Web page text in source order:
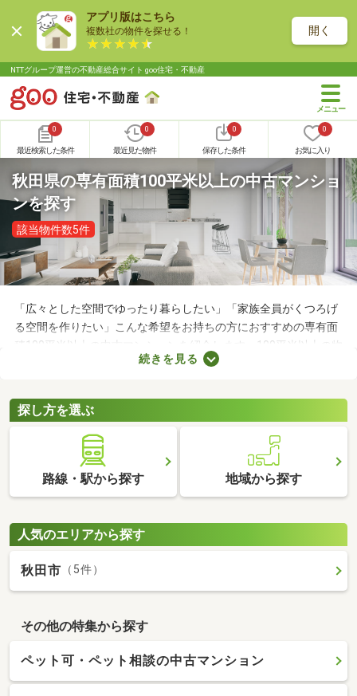
アプリ版はこちら
複数社の物件を探せる！ 開く
NTTグループ運営の不動産総合サイト goo住宅・不動産
0
最近検索した条件
0
最近見た物件
0
保存した条件
0
お気に入り
秋田県の専有面積100平米以上の中古マンショ
ンを探す
該当物件数5件
「広々とした空間でゆったり暮らしたい」「家族全員がくつろげ
る空間を作りたい」こんな希望をお持ちの方におすすめの専有面
積100平米以上の中古マンションを紹介します。100平米以上の物
件は、4人家族がゆったり暮らす広さとして最適。立地や物件設
てくださいね。
続きを見る
探し方を選ぶ
路線・駅から探す 地域から探す
人気のエリアから探す
秋田市 （5件）
その他の特集から探す
ペット可・ペット相談の中古マンション